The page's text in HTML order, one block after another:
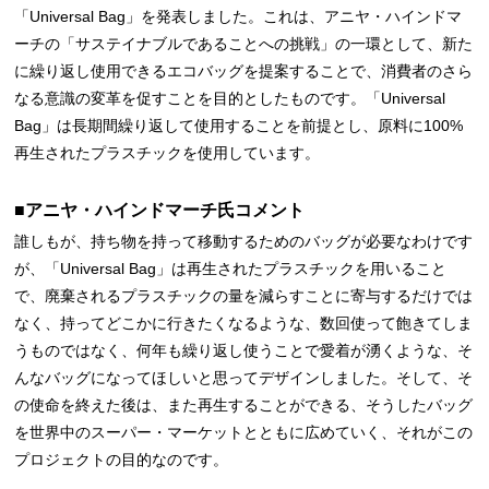
「Universal Bag」を発表しました。これは、アニヤ・ハインドマ
ーチの「サステイナブルであることへの挑戦」の一環として、新た
に繰り返し使用できるエコバッグを提案することで、消費者のさら
なる意識の変革を促すことを目的としたものです。「Universal
Bag」は長期間繰り返して使用することを前提とし、原料に100%
再生されたプラスチックを使用しています。
■アニヤ・ハインドマーチ氏コメント
誰しもが、持ち物を持って移動するためのバッグが必要なわけです
が、「Universal Bag」は再生されたプラスチックを用いること
で、廃棄されるプラスチックの量を減らすことに寄与するだけでは
なく、持ってどこかに行きたくなるような、数回使って飽きてしま
うものではなく、何年も繰り返し使うことで愛着が湧くような、そ
んなバッグになってほしいと思ってデザインしました。そして、そ
の使命を終えた後は、また再生することができる、そうしたバッグ
を世界中のスーパー・マーケットとともに広めていく、それがこの
プロジェクトの目的なのです。